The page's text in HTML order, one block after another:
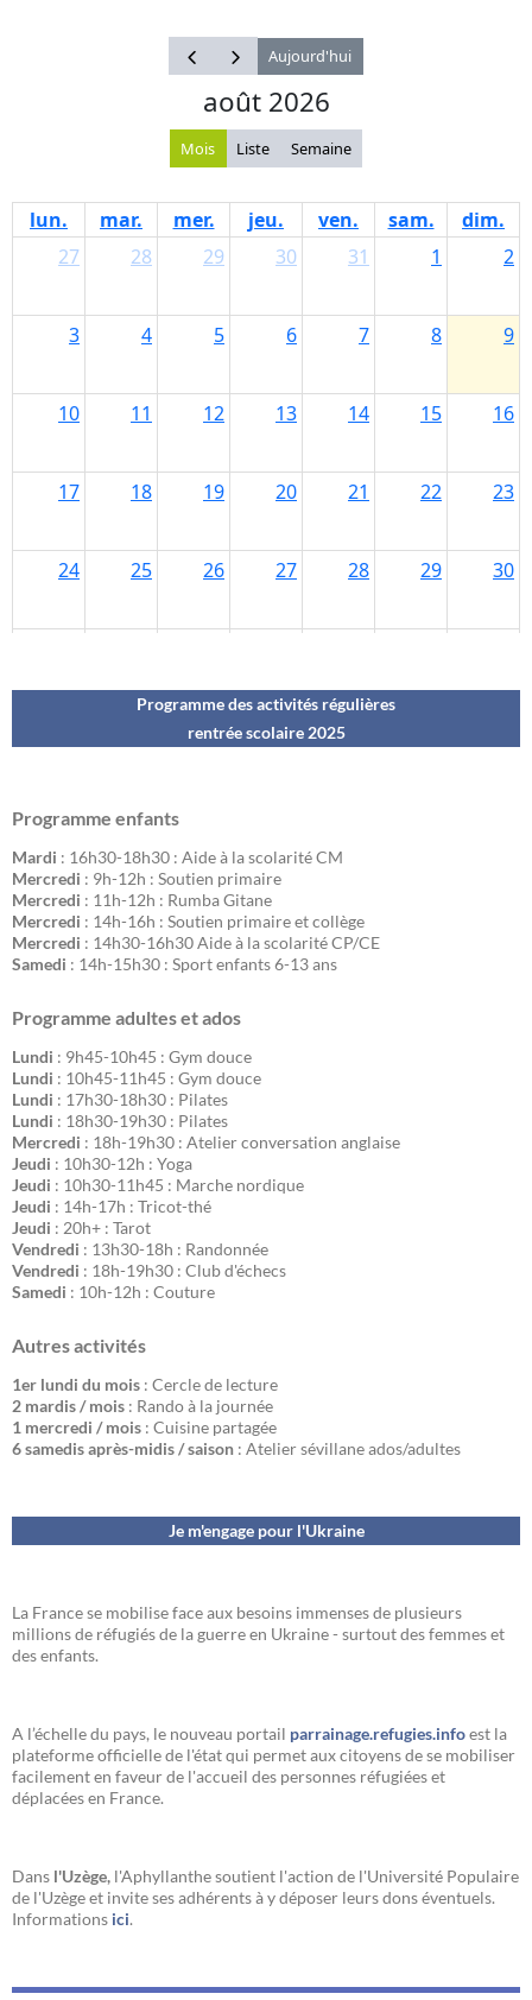
Programme des activités régulières
rentrée scolaire 2025
Programme enfants
Mardi : 16h30-18h30 : Aide à la scolarité CM
Mercredi : 9h-12h : Soutien primaire
Mercredi : 11h-12h : Rumba Gitane
Mercredi : 14h-16h : Soutien primaire et collège
Mercredi : 14h30-16h30 Aide à la scolarité CP/CE
Samedi : 14h-15h30 : Sport enfants 6-13 ans
Programme adultes et ados
Lundi : 9h45-10h45 : Gym douce
Lundi : 10h45-11h45 : Gym douce
Lundi : 17h30-18h30 : Pilates
Lundi : 18h30-19h30 : Pilates
Mercredi : 18h-19h30 : Atelier conversation anglaise
Jeudi : 10h30-12h : Yoga
Jeudi : 10h30-11h45 : Marche nordique
Jeudi : 14h-17h : Tricot-thé
Jeudi : 20h+ : Tarot
Vendredi : 13h30-18h : Randonnée
Vendredi : 18h-19h30 : Club d'échecs
Samedi : 10h-12h : Couture
Autres activités
1er lundi du mois : Cercle de lecture
2 mardis / mois : Rando à la journée
1 mercredi / mois : Cuisine partagée
6 samedis après-midis / saison : Atelier sévillane ados/adultes
Je m'engage pour l'Ukraine
La France se mobilise face aux besoins immenses de plusieurs
millions de réfugiés de la guerre en Ukraine - surtout des femmes et
des enfants.
A l’échelle du pays, le nouveau portail parrainage.refugies.infoest la
plateforme officielle de l'état qui permet aux citoyens de se mobiliser
facilement en faveur de l'accueil des personnes réfugiées et
déplacées en France.
Dans l'Uzège, l'Aphyllanthe soutient l'action de l'Université Populaire
de l'Uzège et invite ses adhérents à y déposer leurs dons éventuels.
Informations ici.